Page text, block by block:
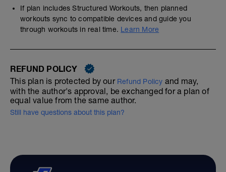
If plan includes Structured Workouts, then planned
workouts sync to compatible devices and guide you
through workouts in real time. Learn More
REFUND POLICY
This plan is protected by our Refund Policy and may,
with the author's approval, be exchanged for a plan of
equal value from the same author.
Still have questions about this plan?